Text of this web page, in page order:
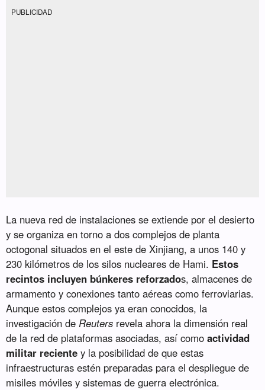
PUBLICIDAD
La nueva red de instalaciones se extiende por el desierto
y se organiza en torno a dos complejos de planta
octogonal situados en el este de Xinjiang, a unos 140 y
230 kilómetros de los silos nucleares de Hami. Estos
recintos incluyen búnkeres reforzados, almacenes de
armamento y conexiones tanto aéreas como ferroviarias.
Aunque estos complejos ya eran conocidos, la
investigación de Reuters revela ahora la dimensión real
de la red de plataformas asociadas, así comoactividad
militar reciente y la posibilidad de que estas
infraestructuras estén preparadas para el despliegue de
misiles móviles y sistemas de guerra electrónica.